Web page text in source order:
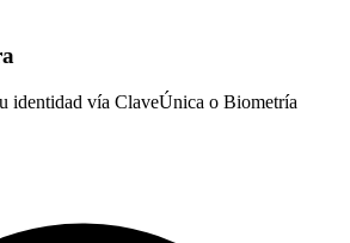
identidad vía ClaveÚnica o Biometría